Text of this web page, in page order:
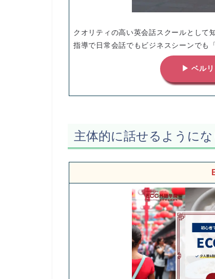
クオリティの高い英会話スクールとして
指導で日常会話でもビジネスシーンでも
▶ ベルリ
主体的に話せるように